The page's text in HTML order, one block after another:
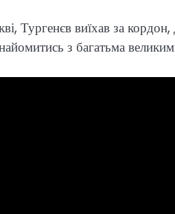
Тургенєв виїхав за
з багатьма